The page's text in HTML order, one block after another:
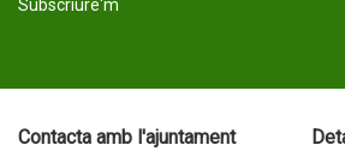
Subscriure'm
Contacta amb l'ajuntament